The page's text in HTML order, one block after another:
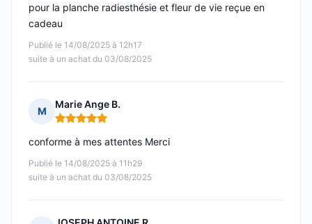
Publié le 14/08/2025 à 12h17
suite à un achat du 03/08/2025
pour la planche radiesthésie et fleur de vie reçue en
cadeau
M
Marie Ange B.
Note : 5 sur 5
Publié le 14/08/2025 à 11h29
suite à un achat du 03/08/2025
conforme à mes attentes Merci